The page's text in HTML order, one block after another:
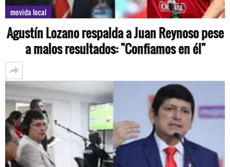
movida local
Agustín Lozano respalda a Juan Reynoso pese
a malos resultados: "Confiamos en él"